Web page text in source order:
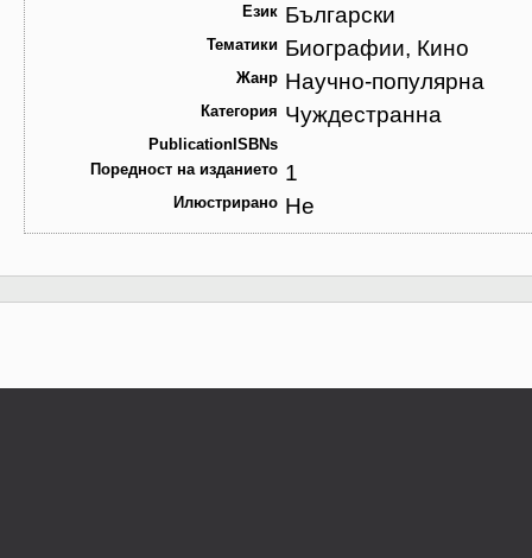
Език Български
Тематики Биографии, Кино
Жанр Научно-популярна
Категория Чуждестранна
PublicationISBNs
Поредност на изданието 1
Илюстрирано Не